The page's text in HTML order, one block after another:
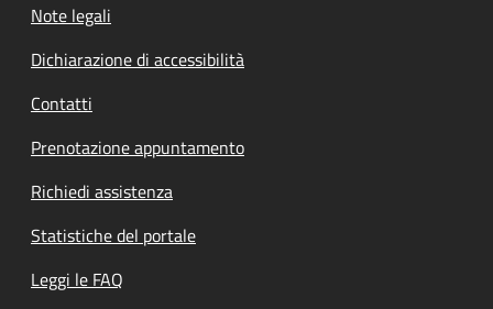
Note legali
Dichiarazione di accessibilità
Contatti
Prenotazione appuntamento
Richiedi assistenza
Statistiche del portale
Leggi le FAQ